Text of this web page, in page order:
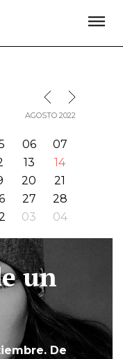
MES ANTERIOR
MES SIGUIENTE
AGOSTO 2022
06
07
13
14
20
21
27
28
03 04
un
De
PRENSA
NEWSLETTER